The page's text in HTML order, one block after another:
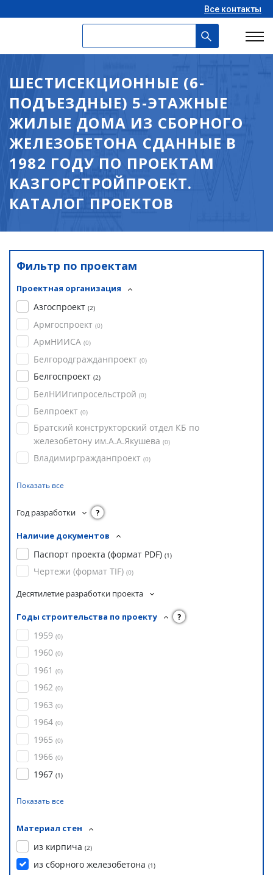
Все контакты
ШЕСТИСЕКЦИОННЫЕ (6-
ПОДЪЕЗДНЫЕ) 5-ЭТАЖНЫЕ
ЖИЛЫЕ ДОМА ИЗ СБОРНОГО
ЖЕЛЕЗОБЕТОНА СДАННЫЕ В
1982 ГОДУ ПО ПРОЕКТАМ
КАЗГОРСТРОЙПРОЕКТ.
КАТАЛОГ ПРОЕКТОВ
Фильтр по проектам
Проектная организация
Азгоспроект (2)
Армгоспроект (0)
АрмНИИСА (0)
Белгородгражданпроект (0)
Белгоспроект (2)
БелНИИгипросельстрой (0)
Белпроект (0)
Братский конструкторский отдел КБ по
железобетону им.А.А.Якушева (0)
Владимиргражданпроект (0)
Показать все
Год разработки ?
Наличие документов
Паспорт проекта (формат PDF) (1)
Чертежи (формат TIF) (0)
Десятилетие разработки проекта
Годы строительства по проекту ?
1959 (0)
1960 (0)
1961 (0)
1962 (0)
1963 (0)
1964 (0)
1965 (0)
1966 (0)
1967 (1)
Показать все
Материал стен
из кирпича (2)
из сборного железобетона (1)